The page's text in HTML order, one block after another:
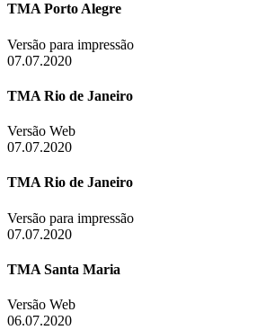
TMA Porto Alegre
Versão para impressão
07.07.2020
TMA Rio de Janeiro
Versão Web
07.07.2020
TMA Rio de Janeiro
Versão para impressão
07.07.2020
TMA Santa Maria
Versão Web
06.07.2020